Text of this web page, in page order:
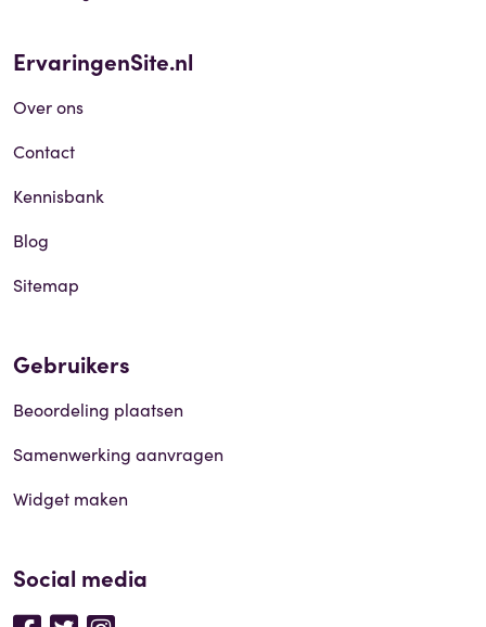
ErvaringenSite.nl
Over ons
Contact
Kennisbank
Blog
Sitemap
Gebruikers
Beoordeling plaatsen
Samenwerking aanvragen
Widget maken
Social media